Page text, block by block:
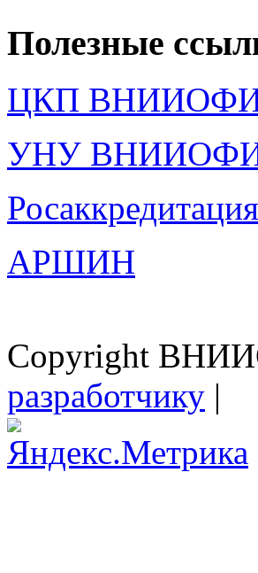
Полезные
ЦКП
УНУ
Росаккредитация
АРШИН
Copyright
разработчику |